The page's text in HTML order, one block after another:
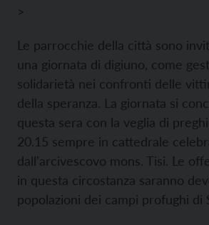
>
Le parrocchie della città sono
una giornata di digiuno, come
solidarietà nei confronti delle
della speranza. La giornata si
questa sera con la veglia di
20.15 sempre in cattedrale
dall’arcivescovo mons. Tisi. Le
in questa circostanza saranno
popolazioni dei campi profughi di